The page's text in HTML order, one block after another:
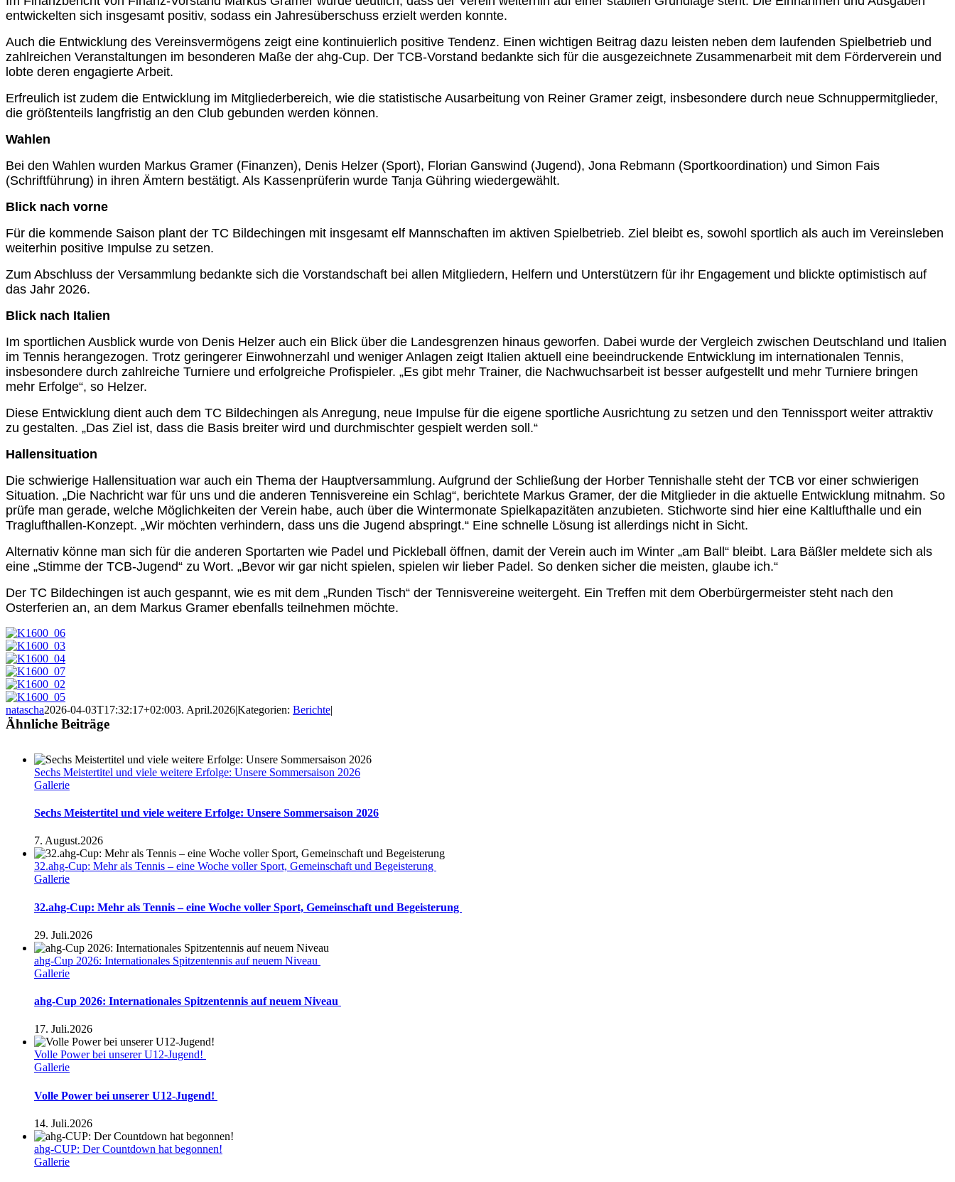
entwickelten sich insgesamt positiv, sodass ein Jahresüberschuss erzielt werden konnte.
Auch die Entwicklung des Vereinsvermögens zeigt eine kontinuierlich positive Tendenz. Einen wichtigen Beitrag dazu leisten neben dem laufenden Spielbetrieb und
zahlreichen Veranstaltungen im besonderen Maße der ahg-Cup. Der TCB-Vorstand bedankte sich für die ausgezeichnete Zusammenarbeit mit dem Förderverein und
lobte deren engagierte Arbeit.
Erfreulich ist zudem die Entwicklung im Mitgliederbereich, wie die statistische Ausarbeitung von Reiner Gramer zeigt, insbesondere durch neue Schnuppermitglieder,
die größtenteils langfristig an den Club gebunden werden können.
Wahlen
Bei den Wahlen wurden Markus Gramer (Finanzen), Denis Helzer (Sport), Florian Ganswind (Jugend), Jona Rebmann (Sportkoordination) und Simon Fais
(Schriftführung) in ihren Ämtern bestätigt. Als Kassenprüferin wurde Tanja Gühring wiedergewählt.
Blick nach vorne
Für die kommende Saison plant der TC Bildechingen mit insgesamt elf Mannschaften im aktiven Spielbetrieb. Ziel bleibt es, sowohl sportlich als auch im Vereinsleben
weiterhin positive Impulse zu setzen.
Zum Abschluss der Versammlung bedankte sich die Vorstandschaft bei allen Mitgliedern, Helfern und Unterstützern für ihr Engagement und blickte optimistisch auf
das Jahr 2026.
Blick nach Italien
Im sportlichen Ausblick wurde von Denis Helzer auch ein Blick über die Landesgrenzen hinaus geworfen. Dabei wurde der Vergleich zwischen Deutschland und Italien
im Tennis herangezogen. Trotz geringerer Einwohnerzahl und weniger Anlagen zeigt Italien aktuell eine beeindruckende Entwicklung im internationalen Tennis,
insbesondere durch zahlreiche Turniere und erfolgreiche Profispieler. „Es gibt mehr Trainer, die Nachwuchsarbeit ist besser aufgestellt und mehr Turniere bringen
mehr Erfolge“, so Helzer.
Diese Entwicklung dient auch dem TC Bildechingen als Anregung, neue Impulse für die eigene sportliche Ausrichtung zu setzen und den Tennissport weiter attraktiv
zu gestalten. „Das Ziel ist, dass die Basis breiter wird und durchmischter gespielt werden soll.“
Hallensituation
Die schwierige Hallensituation war auch ein Thema der Hauptversammlung. Aufgrund der Schließung der Horber Tennishalle steht der TCB vor einer schwierigen
Situation. „Die Nachricht war für uns und die anderen Tennisvereine ein Schlag“, berichtete Markus Gramer, der die Mitglieder in die aktuelle Entwicklung mitnahm. So
prüfe man gerade, welche Möglichkeiten der Verein habe, auch über die Wintermonate Spielkapazitäten anzubieten. Stichworte sind hier eine Kaltlufthalle und ein
Traglufthallen-Konzept. „Wir möchten verhindern, dass uns die Jugend abspringt.“ Eine schnelle Lösung ist allerdings nicht in Sicht.
Alternativ könne man sich für die anderen Sportarten wie Padel und Pickleball öffnen, damit der Verein auch im Winter „am Ball“ bleibt. Lara Bäßler meldete sich als
eine „Stimme der TCB-Jugend“ zu Wort. „Bevor wir gar nicht spielen, spielen wir lieber Padel. So denken sicher die meisten, glaube ich.“
Der TC Bildechingen ist auch gespannt, wie es mit dem „Runden Tisch“ der Tennisvereine weitergeht. Ein Treffen mit dem Oberbürgermeister steht nach den
Osterferien an, an dem Markus Gramer ebenfalls teilnehmen möchte.
natascha2026-04-03T17:32:17+02:003. April.2026|Kategorien: Berichte|
Ähnliche Beiträge
Sechs Meistertitel und viele weitere Erfolge: Unsere Sommersaison 2026
Gallerie
Sechs Meistertitel und viele weitere Erfolge: Unsere Sommersaison 2026
7. August.2026
32.ahg-Cup: Mehr als Tennis – eine Woche voller Sport, Gemeinschaft und Begeisterung
Gallerie
32.ahg-Cup: Mehr als Tennis – eine Woche voller Sport, Gemeinschaft und Begeisterung
29. Juli.2026
ahg-Cup 2026: Internationales Spitzentennis auf neuem Niveau
Gallerie
ahg-Cup 2026: Internationales Spitzentennis auf neuem Niveau
17. Juli.2026
Volle Power bei unserer U12-Jugend!
Gallerie
Volle Power bei unserer U12-Jugend!
14. Juli.2026
ahg-CUP: Der Countdown hat begonnen!
Gallerie